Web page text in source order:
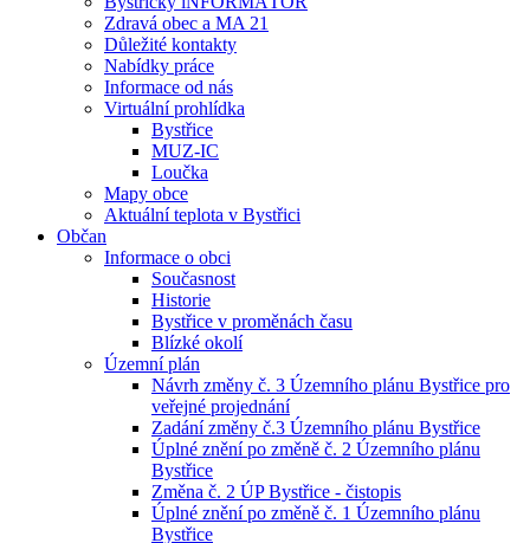
Zdravá obec a MA 21
Důležité kontakty
Nabídky práce
Informace od nás
Virtuální prohlídka
Bystřice
MUZ-IC
Loučka
Mapy obce
Aktuální teplota v Bystřici
Občan
Informace o obci
Současnost
Historie
Bystřice v proměnách času
Blízké okolí
Územní plán
Návrh změny č. 3 Územního plánu Bystřice pro
veřejné projednání
Zadání změny č.3 Územního plánu Bystřice
Úplné znění po změně č. 2 Územního plánu
Bystřice
Změna č. 2 ÚP Bystřice - čistopis
Úplné znění po změně č. 1 Územního plánu
Bystřice